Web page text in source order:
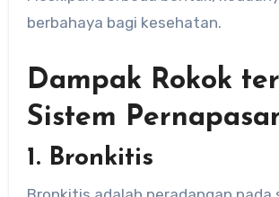
berbahaya bagi kesehatan.
Dampak Rokok
Sistem
1. Bronkitis